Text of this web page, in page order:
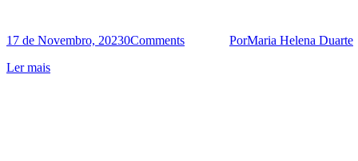
17 de Novembro, 20230Comments PorMaria Helena Duarte
Ler mais